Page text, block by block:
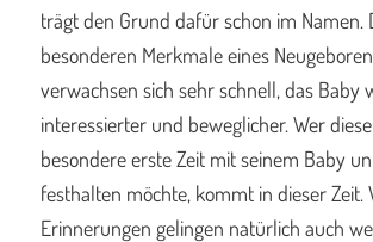
trägt den Grund dafür schon im Namen.
besonderen Merkmale eines
verwachsen sich sehr schnell, das Baby
interessierter und beweglicher. Wer
besondere erste Zeit mit seinem Baby
festhalten möchte, kommt in dieser Zeit.
Erinnerungen gelingen natürlich auch